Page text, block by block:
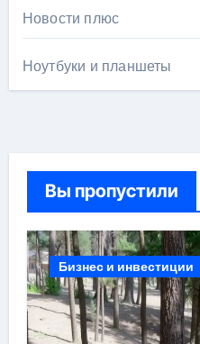
Новости плюс
Ноутбуки и планшеты
Вы пропустили
Бизнес и инвестиции